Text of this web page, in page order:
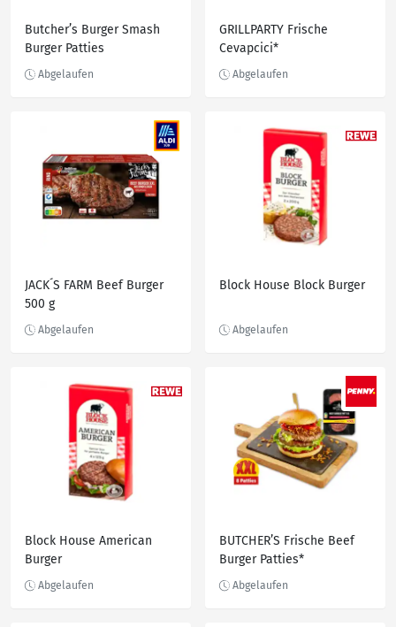
Butcher’s Burger Smash
Burger Patties
GRILLPARTY Frische
Cevapcici*
JACK´S FARM Beef Burger
500 g
Block House Block Burger
Block House American
Burger
BUTCHER’S Frische Beef
Burger Patties*